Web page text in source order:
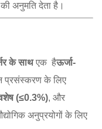
अनुमति देता है।
के साथ​ एक ​ हैऊर्जा-
प्रसंस्करण के लिए
(≤0.3%)​, और ​
अनुप्रयोगों के लिए